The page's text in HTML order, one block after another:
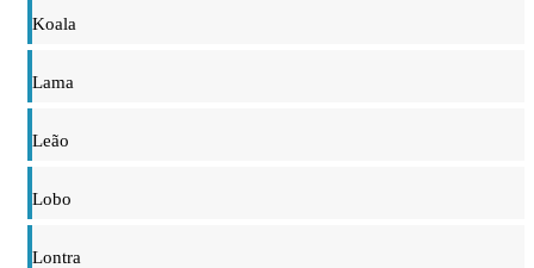
Koala
Lama
Leão
Lobo
Lontra